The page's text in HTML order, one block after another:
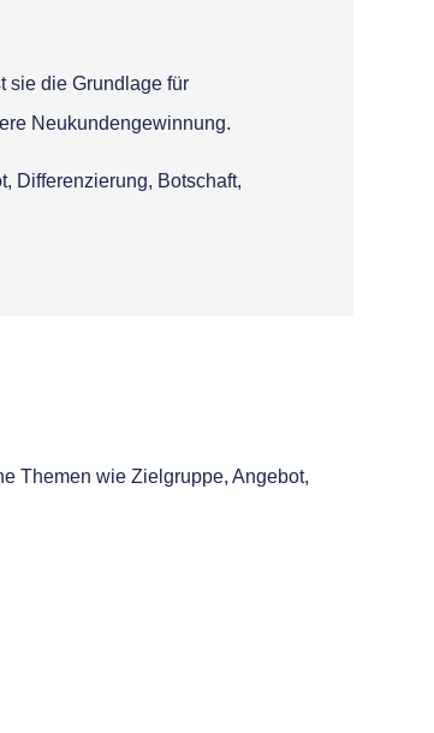
sie die Grundlage für
Neukundengewinnung.
Differenzierung, Botschaft,
Themen wie Zielgruppe, Angebot,